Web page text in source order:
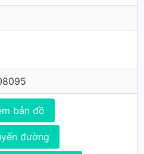
bản đồ
đường